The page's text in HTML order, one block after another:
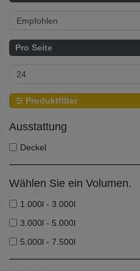
Pro Seite
Produktfilter
Ausstattung
Deckel
Wählen Sie ein Volumen.
1.000l - 3.000l
3.000l - 5.000l
5.000l - 7.500l